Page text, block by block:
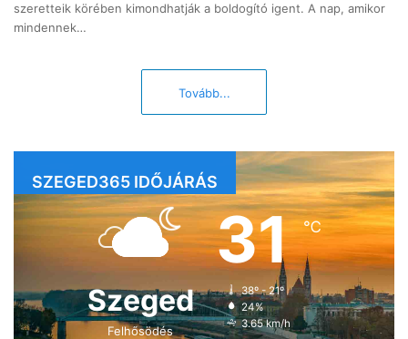
szeretteik körében kimondhatják a boldogító igent. A nap, amikor
mindennek…
Tovább...
SZEGED365 IDŐJÁRÁS
Szeged
Felhősödés
31℃
38º - 21º
24%
3.65 km/h